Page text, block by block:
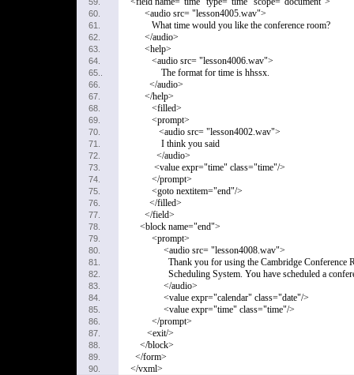
60. <audio src= "lesson4005.wav">
61. What time would you like the conference room?
62. </audio>
63. <help>
64. <audio src= "lesson4006.wav">
65.. The format for time is hhssx.
66. </audio>
67. </help>
68. <filled>
69. <prompt>
70. <audio src= "lesson4002.wav">
71. I think you said
72. </audio>
73. <value expr="time" class="time"/>
74. </prompt>
75. <goto nextitem="end"/>
76. </filled>
77. </field>
78. <block name="end">
79. <prompt>
80. <audio src= "lesson4008.wav">
81. Thank you for using the Cambridge Conference
82. Scheduling System. You have scheduled a
83. </audio>
84. <value expr="calendar" class="date"/>
85. <value expr="time" class="time"/>
86. </prompt>
87. <exit/>
88. </block>
89. </form>
90. </vxml>